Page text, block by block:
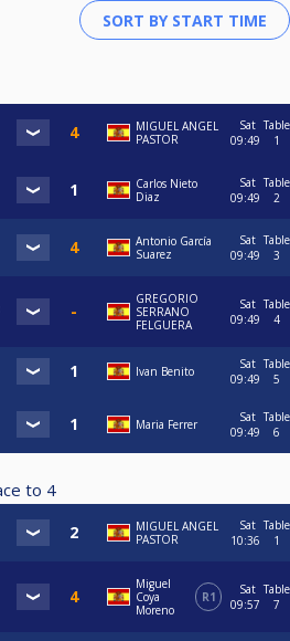
MIGUEL ANGEL
PASTOR
Sat
09:49
Table
1
Carlos Nieto
Diaz
Sat
09:49
Table
2
Antonio García
Suarez
Sat
09:49
Table
3
GREGORIO
SERRANO
FELGUERA
Sat
09:49
Table
4
Ivan Benito
Sat
09:49
Table
5
Maria Ferrer
Sat
09:49
Table
6
to 4
MIGUEL ANGEL
PASTOR
Sat
10:36
Table
1
Miguel
Coya
Moreno
R1
Sat
09:57
Table
7